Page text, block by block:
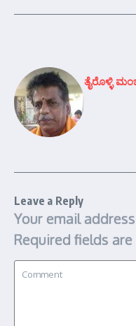
ತೈರೊಳ್ಳಿ
Leave a Reply
Your email
Required fields